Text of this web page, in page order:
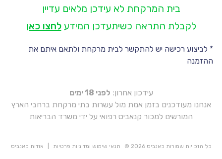
בית המרקחת לא עידכן מלאים עדיין
לקבלת התראה כשיתעדכן המידע לחצו כאן
* לביצוע רכישה יש להתקשר לבית מרקחת ולתאם איתם את
ההזמנה
עידכון אחרון: לפני 18 ימים
אנחנו מעודכנים בזמן אמת מול עשרות בתי מרקחת ברחבי הארץ
המורשים למכור קנאביס רפואי על ידי משרד הבריאות
כל הזכויות שמורות כאנביס 2026 © תנאי שימוש ומדיניות פרטיות אודות כאנביס